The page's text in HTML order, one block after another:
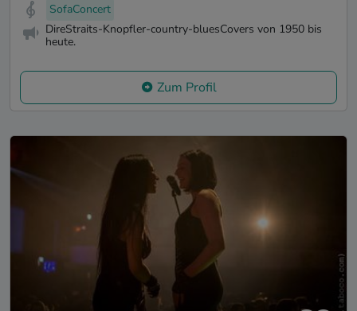
SofaConcert
DireStraits-Knopfler-country-bluesCovers von 1950 bis
heute.
Zum Profil